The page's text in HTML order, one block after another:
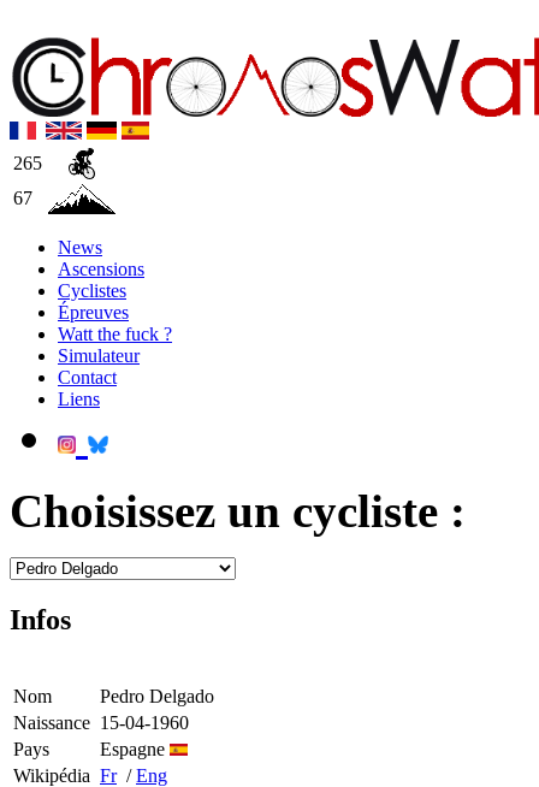
265
67
News
Ascensions
Cyclistes
Épreuves
Watt the fuck ?
Simulateur
Contact
Liens
Choisissez un cycliste :
Infos
Nom
Pedro Delgado
Naissance 15-04-1960
Pays
Espagne
Wikipédia Fr/Eng